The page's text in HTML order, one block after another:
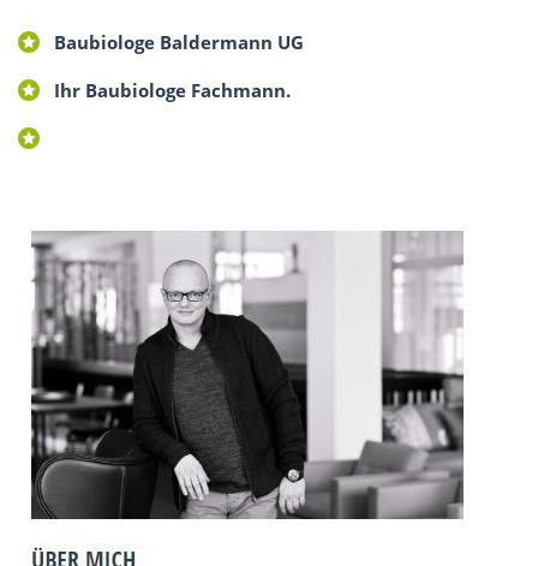
Baubiologe Baldermann UG
Ihr Baubiologe Fachmann.